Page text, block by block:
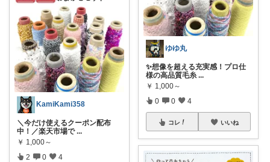
KamiKami358
＼今だけ使えるクーポン配布
中！／楽天市場で ...
￥ 1,000～
2 0 4
ゆゆ丸
✨想像を超える充実感！プロ仕
様の高品質毛糸 ...
￥ 1,000～
0 0 4
コレ いいね